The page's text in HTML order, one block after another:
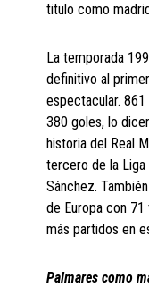
titulo como
La temporada
definitivo al
espectacular.
380 goles, lo
historia del Real
tercero de la
Sánchez.
de Europa con
más partidos en
Palmares como